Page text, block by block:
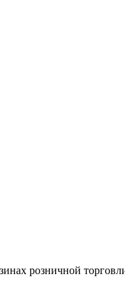
розничной